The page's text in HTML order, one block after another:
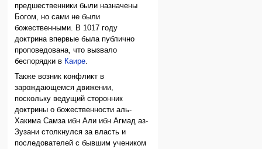
предшественники были назначены
Богом, но сами не были
божественными. В 1017 году
доктрина впервые была публично
проповедована, что вызвало
беспорядки в Каире.
Также возник конфликт в
зарождающемся движении,
поскольку ведущий сторонник
доктрины о божественности аль-
Хакима Самза ибн Али ибн Агмад аз-
Зузани столкнулся за власть и
последователей с бывшим учеником